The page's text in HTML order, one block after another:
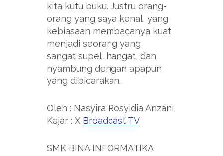
kita kutu buku. Justru orang-
orang yang saya kenal, yang
kebiasaan membacanya kuat
menjadi seorang yang
sangat supel, hangat, dan
nyambung dengan apapun
yang dibicarakan.
Oleh : Nasyira Rosyidia Anzani,
Kejar : X Broadcast TV
SMK BINA INFORMATIKA